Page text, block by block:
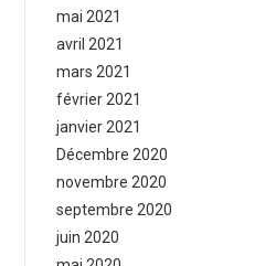
mai 2021
avril 2021
mars 2021
février 2021
janvier 2021
Décembre 2020
novembre 2020
septembre 2020
juin 2020